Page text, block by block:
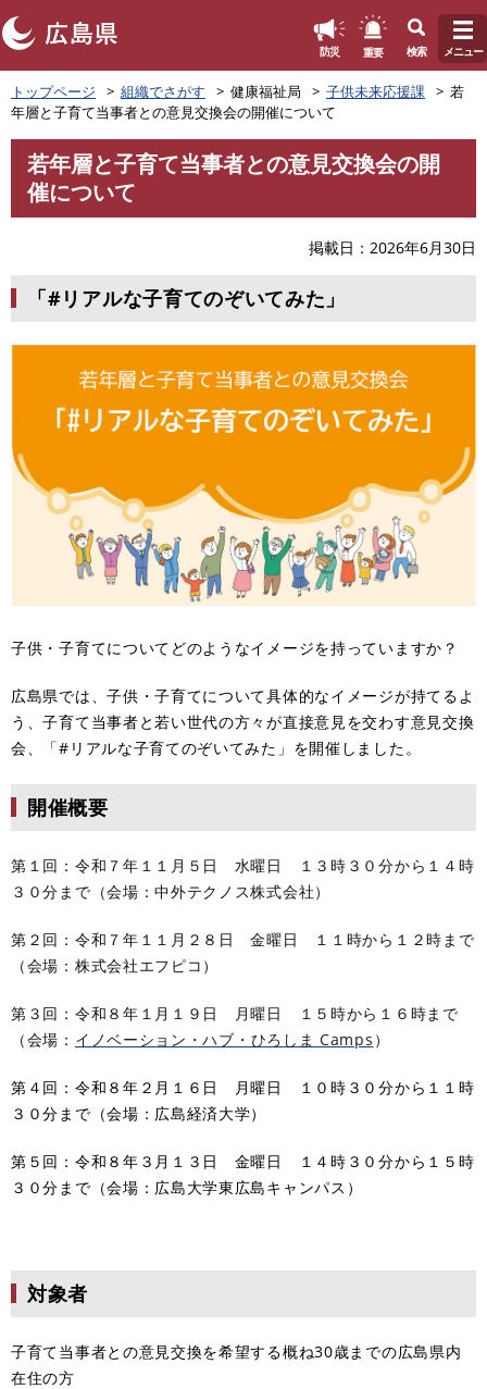
ペ
ー
ジ
の
で
防災 重要 検索 メニュー
トップページ 組織でさがす 健康福祉局 子供未来応援課
若
年層と子育て当事者との意見交換会の開催について
若年層と子育て当事者との意見交換会の開
催について
掲載日 2026年6月30日
「#リアルな子育てのぞいてみた」
子供・子育てについてどのようなイメージを持っていますか？
広島県では、子供・子育てについて具体的なイメージが持てるよ
う、子育て当事者と若い世代の方々が直接意見を交わす意見交換
会、「#リアルな子育てのぞいてみた」を開催しました。
開催概要
第１回：令和７年１１月５日 水曜日 １３時３０分から１４時
３０分まで（会場：中外テクノス株式会社）
第２回：令和７年１１月２８日 金曜日 １１時から１２時まで
（会場：株式会社エフピコ）
第３回：令和８年１月１９日 月曜日 １５時から１６時まで
（会場： イノベーション・ハブ・ひろしま Camps ）
第４回：令和８年２月１６日 月曜日 １０時３０分から１１時
３０分まで（会場：広島経済大学）
​第５回：令和８年３月１３日 金曜日 １４時３０分から１５時
３０分まで（会場：広島大学東広島キャンパス）
対象者
子育て当事者との意見交換を希望する概ね30歳までの広島県内
在住の方